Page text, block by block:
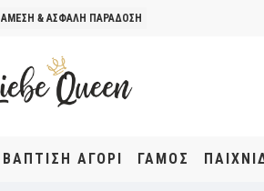
ΑΜΕΣΗ & ΑΣΦΑΛΗ ΠΑΡΑΔΟΣΗ
ΒΆΠΤΙΣΗ ΑΓΌΡΙ ΓΑΜΟΣ